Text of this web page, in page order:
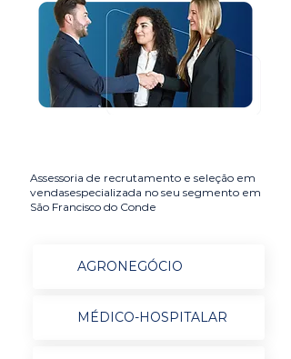
Assessoria de recrutamento e seleção em
vendasespecializada no seu segmento em
São Francisco do Conde
AGRONEGÓCIO
MÉDICO-HOSPITALAR